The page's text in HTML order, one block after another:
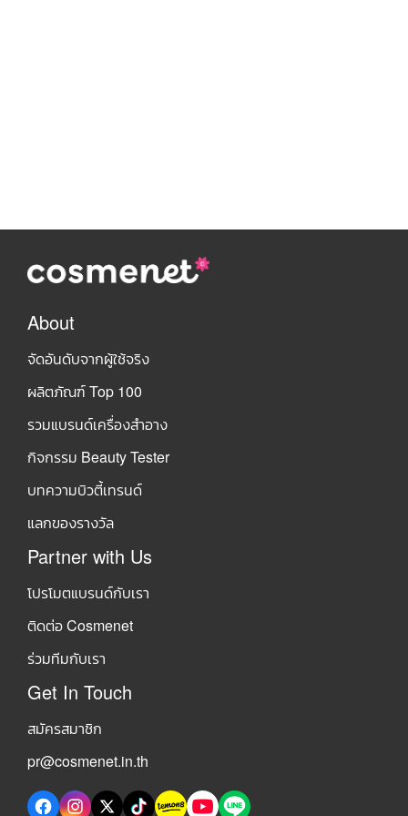
About
จัดอันดับจากผู้ใช้จริง
ผลิตภัณฑ์ Top 100
รวมแบรนด์เครื่องสำอาง
กิจกรรม Beauty Tester
บทความบิวตี้เทรนด์
แลกของรางวัล
Partner with Us
โปรโมตแบรนด์กับเรา
ติดต่อ Cosmenet
ร่วมทีมกับเรา
Get In Touch
สมัครสมาชิก
pr@cosmenet.in.th